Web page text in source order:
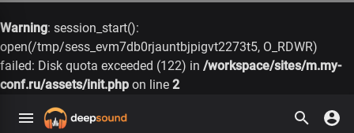
Warning: session_start():
open(/tmp/sess_evm7db0rjauntbjpigvt2273t5, O_RDWR)
failed: Disk quota exceeded (122) in /workspace/sites/m.my-
conf.ru/assets/init.php on line 2